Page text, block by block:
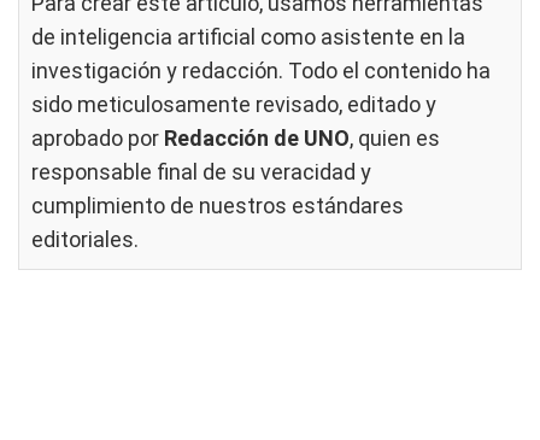
de inteligencia artificial como asistente en la
investigación y redacción. Todo el contenido ha
sido meticulosamente revisado, editado y
aprobado por Redacción de UNO, quien es
responsable final de su veracidad y
cumplimiento de nuestros estándares
editoriales.